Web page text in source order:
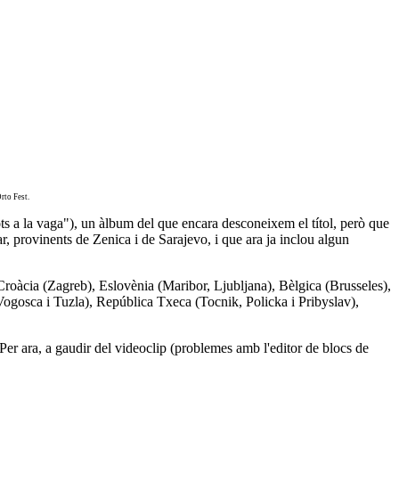
Fest.
a la vaga"), un àlbum del que encara desconeixem el títol, però que
provinents de Zenica i de Sarajevo, i que ara ja inclou algun
(Zagreb), Eslovènia (Maribor, Ljubljana), Bèlgica (Brusseles),
i Tuzla), República Txeca (Tocnik, Policka i Pribyslav),
ara, a gaudir del videoclip (problemes amb l'editor de blocs de